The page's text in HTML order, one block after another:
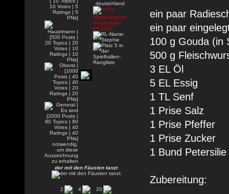
der mit den Fäusten tanzt
2 4 20
ein paar
ein paar
100 g Gouda (in
500 g
3 EL Öl
5 EL Essig
1 TL Senf
1 Prise Salz
1 Prise Pfeffer
1 Prise Zucker
1 Bund Petersilie
Zubereitung: